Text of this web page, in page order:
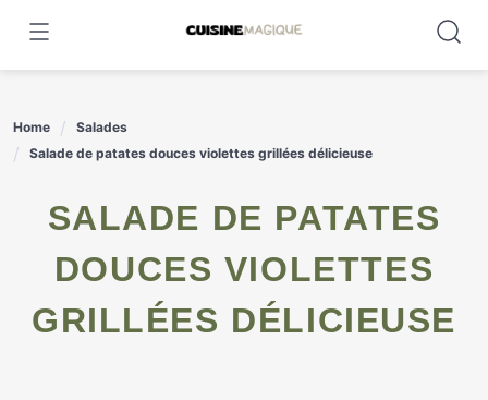
content
Home
Salades
Salade de patates douces violettes grillées délicieuse
SALADE DE PATATES
DOUCES VIOLETTES
GRILLÉES DÉLICIEUSE